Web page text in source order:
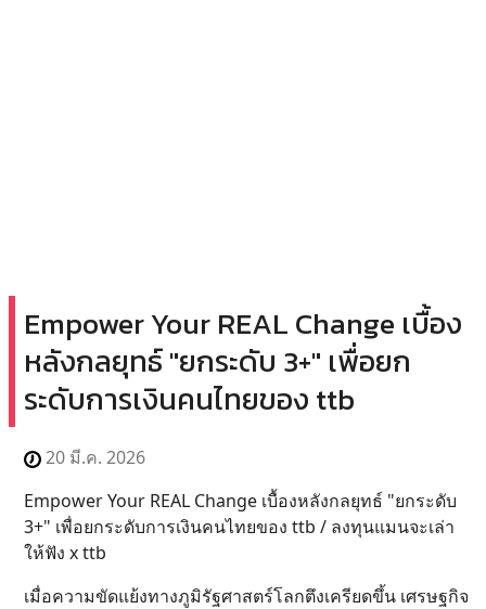
Empower Your REAL Change เบื้อง
หลังกลยุทธ์ "ยกระดับ 3+" เพื่อยก
ระดับการเงินคนไทยของ ttb
20 มี.ค. 2026
Empower Your REAL Change เบื้องหลังกลยุทธ์ "ยกระดับ
3+" เพื่อยกระดับการเงินคนไทยของ ttb / ลงทุนแมนจะเล่า
ให้ฟัง x ttb
เมื่อความขัดแย้งทางภูมิรัฐศาสตร์โลกตึงเครียดขึ้น เศรษฐกิจ